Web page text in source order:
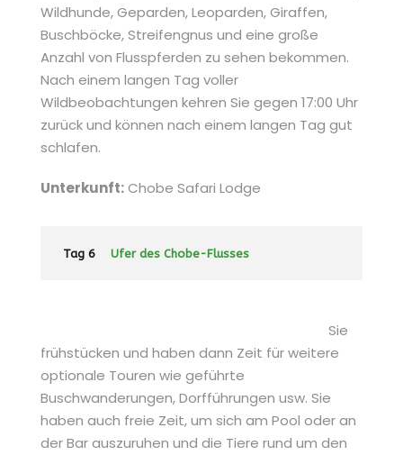
Wildhunde, Geparden, Leoparden, Giraffen,
Buschböcke, Streifengnus und eine große
Anzahl von Flusspferden zu sehen bekommen.
Nach einem langen Tag voller
Wildbeobachtungen kehren Sie gegen 17:00 Uhr
zurück und können nach einem langen Tag gut
schlafen.
Unterkunft:Chobe Safari Lodge
Tag 6 Ufer des Chobe-Flusses
Sie
frühstücken und haben dann Zeit für weitere
optionale Touren wie geführte
Buschwanderungen, Dorfführungen usw. Sie
haben auch freie Zeit, um sich am Pool oder an
der Bar auszuruhen und die Tiere rund um den